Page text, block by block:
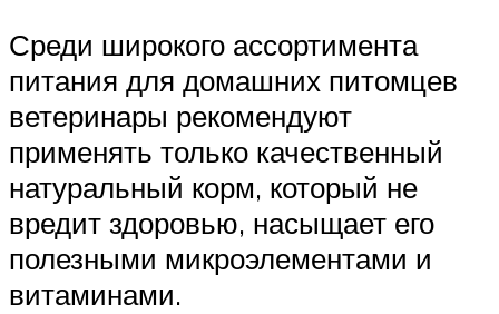
Среди широкого ассортимента
питания для домашних питомцев
ветеринары рекомендуют
применять только качественный
натуральный корм, который не
вредит здоровью, насыщает его
полезными микроэлементами и
витаминами.